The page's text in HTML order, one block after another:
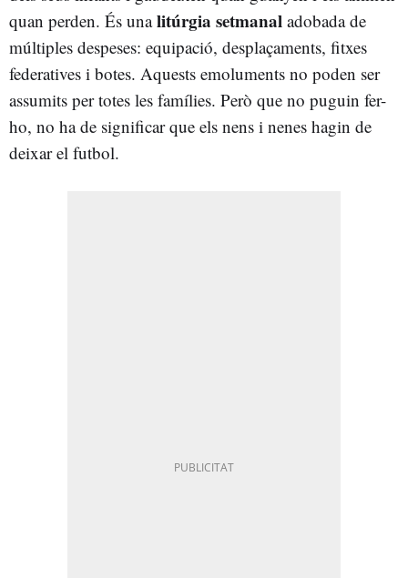
quan perden. És unalitúrgia setmanal adobada de
múltiples despeses: equipació, desplaçaments, fitxes
federatives i botes. Aquests emoluments no poden ser
assumits per totes les famílies. Però que no puguin fer-
ho, no ha de significar que els nens i nenes hagin de
deixar el futbol.